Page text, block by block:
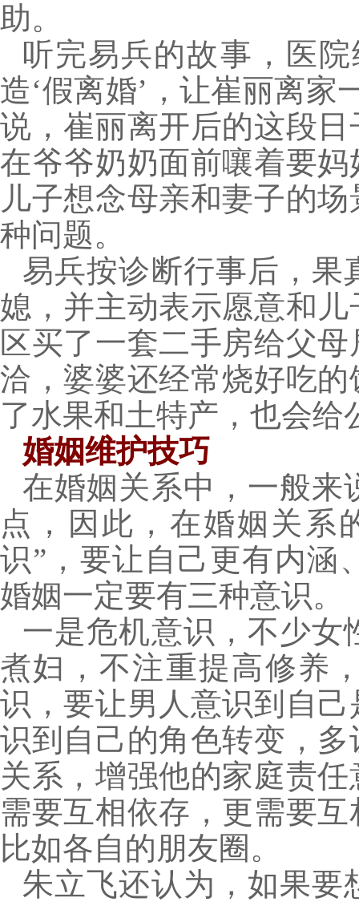
助。
听完易兵的故事，医
造‘假离婚’，让崔丽离家
说，崔丽离开后的这段
在爷爷奶奶面前嚷着要
儿子想念母亲和妻子的
种问题。
易兵按诊断行事后，果
媳，并主动表示愿意和
区买了一套二手房给父
洽，婆婆还经常烧好吃
了水果和土特产，也会给
婚姻维护技巧
在婚姻关系中，一般来
点，因此，在婚姻关系
识”，要让自己更有内涵
婚姻一定要有三种意识。
一是危机意识，不少女
煮妇，不注重提高修养
识，要让男人意识到自
识到自己的角色转变，
关系，增强他的家庭责
需要互相依存，更需要
比如各自的朋友圈。
朱立飞还认为，如果要